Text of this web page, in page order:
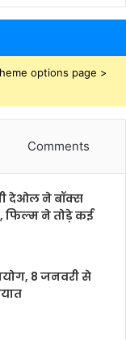
options page >
Comments
देओल ने बॉक्स
फिल्म ने तोड़े कई
8 जनवरी से